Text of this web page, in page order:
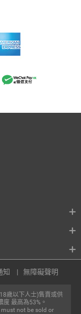
歲以下人士)售賣或供
最高為53%。
not be sold or
知 無障礙聲明